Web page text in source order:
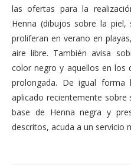
las ofertas para la
Henna (dibujos sobre la piel,
proliferan en verano en
aire libre. También avisa
color negro y aquellos en los
prolongada. De igual forma
aplicado recientemente
base de Henna negra y
descritos, acuda a un servicio